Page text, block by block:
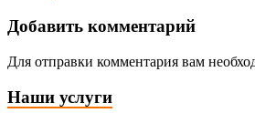
Добавить комментарий
Для отправки комментария вам
Наши услуги